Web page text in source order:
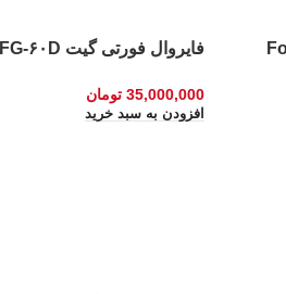
فایروال فورتی گیت FG-۶۰D
35,000,000 تومان
افزودن به سبد خرید